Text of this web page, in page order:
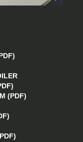
(PDF)